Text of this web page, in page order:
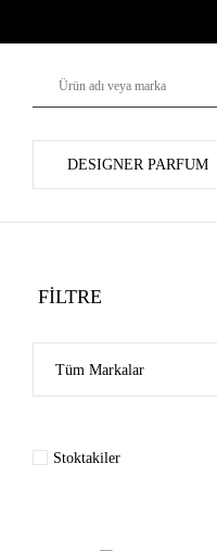
DESIGNER PARFUM
FİLTRE
Stoktakiler